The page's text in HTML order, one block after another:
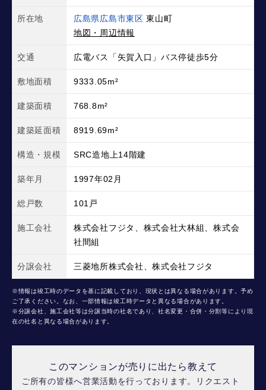
所在地 広島県広島市東区 東山町
地図・周辺情報
交通 広電バス「矢賀入口」バス停徒歩5分
敷地面積 9333.05m²
建築面積 768.8m²
建築延面積 8919.69m²
構造・規模 SRC造地上14階建
築年月 1997年02月
総戸数 101戸
施工会社
株式会社フジタ、株式会社大林組、株式会
社間組
分譲会社 三菱地所株式会社、株式会社フジタ
※情報は竣工時のデータを基に記載しており、現状とは異なる場合があります。予め
ご了承ください。なお、一部情報は竣工時データと異なる場合があります。
※分譲会社、施工会社等は分譲当時の社名であり、社名変更・合併・分割等により現
在の社名と異なる場合があります。
このマンションが売りに出たら教えて
ご所有の皆様へ営業活動を行っております。リクエスト